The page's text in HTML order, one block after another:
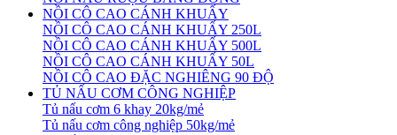
NỒI CÔ CAO CÁNH KHUẤY
NỒI CÔ CAO CÁNH KHUẤY 250L
NỒI CÔ CAO CÁNH KHUẤY 500L
NỒI CÔ CAO CÁNH KHUẤY 50L
NỒI CÔ CAO ĐẶC NGHIÊNG 90 ĐỘ
TỦ NẤU CƠM CÔNG NGHIỆP
Tủ nấu cơm 6 khay 20kg/mẻ
Tủ nấu cơm công nghiệp 50kg/mẻ